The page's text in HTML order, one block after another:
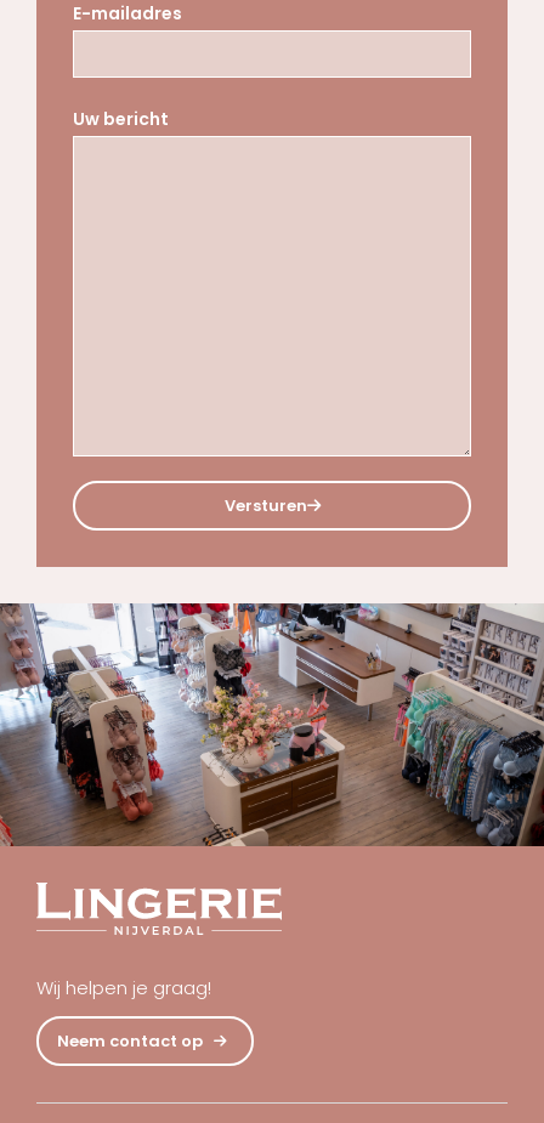
E-mailadres
Uw bericht
Versturen
Wij helpen je graag!
Neem contact op